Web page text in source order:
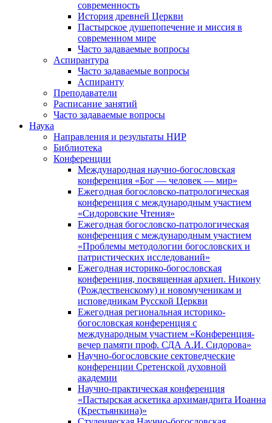
современность
История древней Церкви
Пастырское душепопечение и миссия в
современном мире
Часто задаваемые вопросы
Аспирантура
Часто задаваемые вопросы
Аспиранту
Преподаватели
Расписание занятий
Часто задаваемые вопросы
Наука
Направления и результаты НИР
Библиотека
Конференции
Международная научно-богословская
конференция «Бог — человек — мир»
Ежегодная богословско-патрологическая
конференция с международным участием
«Сидоровские Чтения»
Ежегодная богословско-патрологическая
конференция с международным участием
«Проблемы методологии богословских и
патристических исследований»
Ежегодная историко-богословская
конференция, посвященная архиеп. Никону
(Рождественскому) и новомученикам и
исповедникам Русской Церкви
Ежегодная региональная историко-
богословская конференция с
международным участием «Конференция-
вечер памяти проф. СДА А.И. Сидорова»
Научно-богословские сектоведческие
конференции Сретенской духовной
академии
Научно-практическая конференция
«Пастырская аскетика архимандрита Иоанна
(Крестьянкина)»